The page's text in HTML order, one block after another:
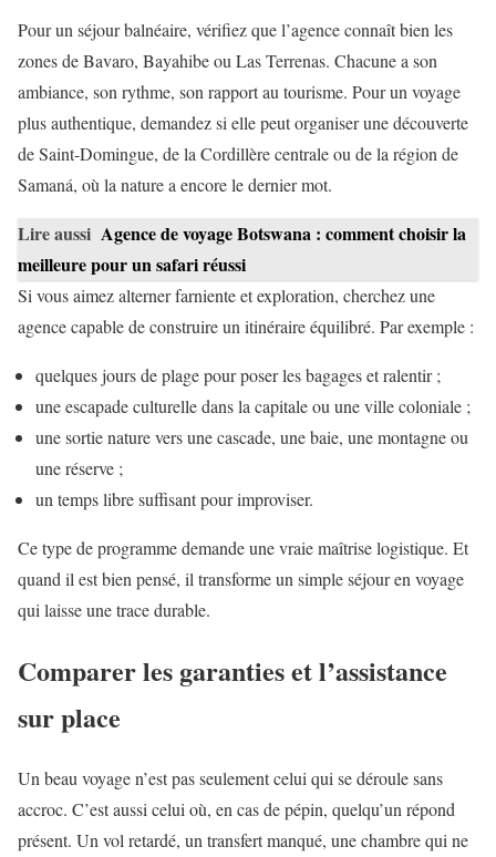
Pour un séjour balnéaire, vérifiez que l’agence connaît bien les
zones de Bavaro, Bayahibe ou Las Terrenas. Chacune a son
ambiance, son rythme, son rapport au tourisme. Pour un voyage
plus authentique, demandez si elle peut organiser une découverte
de Saint-Domingue, de la Cordillère centrale ou de la région de
Samaná, où la nature a encore le dernier mot.
Lire aussi Agence de voyage Botswana : comment choisir la
meilleure pour un safari réussi
Si vous aimez alterner farniente et exploration, cherchez une
agence capable de construire un itinéraire équilibré. Par exemple :
quelques jours de plage pour poser les bagages et ralentir ;
une escapade culturelle dans la capitale ou une ville coloniale ;
une sortie nature vers une cascade, une baie, une montagne ou
une réserve ;
un temps libre suffisant pour improviser.
Ce type de programme demande une vraie maîtrise logistique. Et
quand il est bien pensé, il transforme un simple séjour en voyage
qui laisse une trace durable.
Comparer les garanties et l’assistance
sur place
Un beau voyage n’est pas seulement celui qui se déroule sans
accroc. C’est aussi celui où, en cas de pépin, quelqu’un répond
présent. Un vol retardé, un transfert manqué, une chambre qui ne